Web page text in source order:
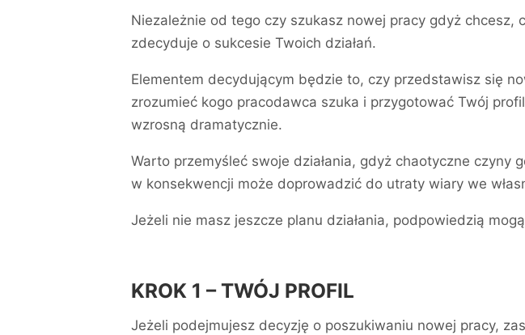
Niezależnie od tego czy szukasz nowej pracy gdyż
zdecyduje o sukcesie Twoich działań.
Elementem decydującym będzie to, czy przedstawisz się
zrozumieć kogo pracodawca szuka i przygotować Twój
wzrosną dramatycznie.
Warto przemyśleć swoje działania, gdyż chaotyczne
w konsekwencji może doprowadzić do utraty wiary we
Jeżeli nie masz jeszcze planu działania, podpowiedzią
KROK 1 – TWÓJ PROFIL
Jeżeli podejmujesz decyzję o poszukiwaniu nowej pracy,